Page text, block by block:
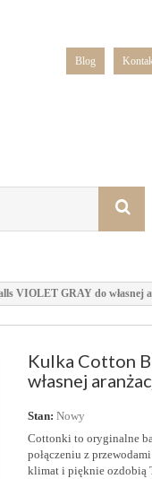
Blog
VIOLET GRAY do własnej
Kulka Cotton
własnej
Stan: Nowy
Cottonki to oryginalne
połączeniu z
klimat i pięknie ozdobią